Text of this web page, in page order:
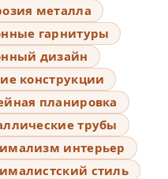
металла
гарнитуры
дизайн
конструкции
планировка
трубы
интерьер
стиль